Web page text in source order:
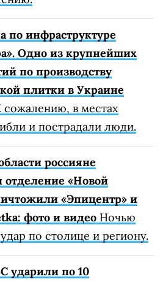
по инфраструктуре
Одно из крупнейших
по производству
плитки в Украине
сожалению, в местах
и пострадали люди.
россияне
отделение «Новой
«Эпицентр» и
фото и видео Ночью
по столице и региону.
ударили по 10